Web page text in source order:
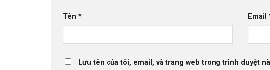
Tên * Email
Lưu tên của tôi, email, và trang web trong trình duyệt